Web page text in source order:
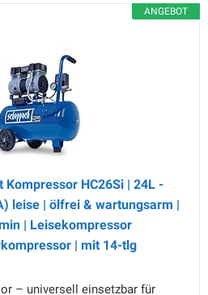
ANGEBOT
HC26Si | 24L -
leise | ölfrei & wartungsarm |
| Leisekompressor
| mit 14-tlg
– universell einsetzbar für